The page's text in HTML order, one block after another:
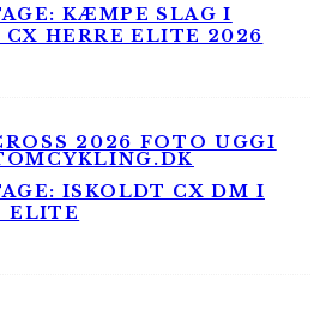
KÆMPE SLAG I
CX HERRE ELITE 2026
ISKOLDT CX DM I
ELITE